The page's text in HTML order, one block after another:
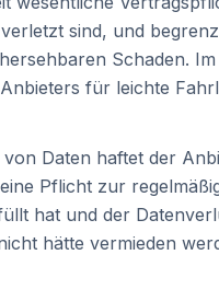
sind, und
Schaden.
für leichte
Daten haftet der
Pflicht zur
hat und der
hätte vermieden